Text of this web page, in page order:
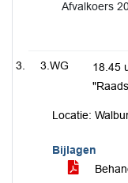
Afvalkoers
3.WG
18.45
Locatie:
Bijlagen